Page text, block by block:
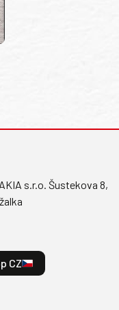
s.r.o. Šustekova 8,
CZ